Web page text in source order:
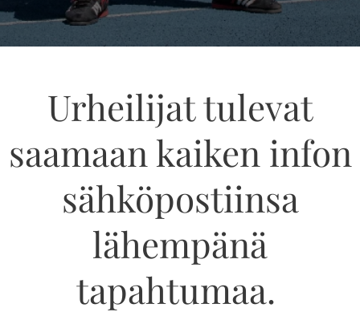
Urheilijat tulevat
saamaan kaiken infon
sähköpostiinsa
lähempänä
tapahtumaa.